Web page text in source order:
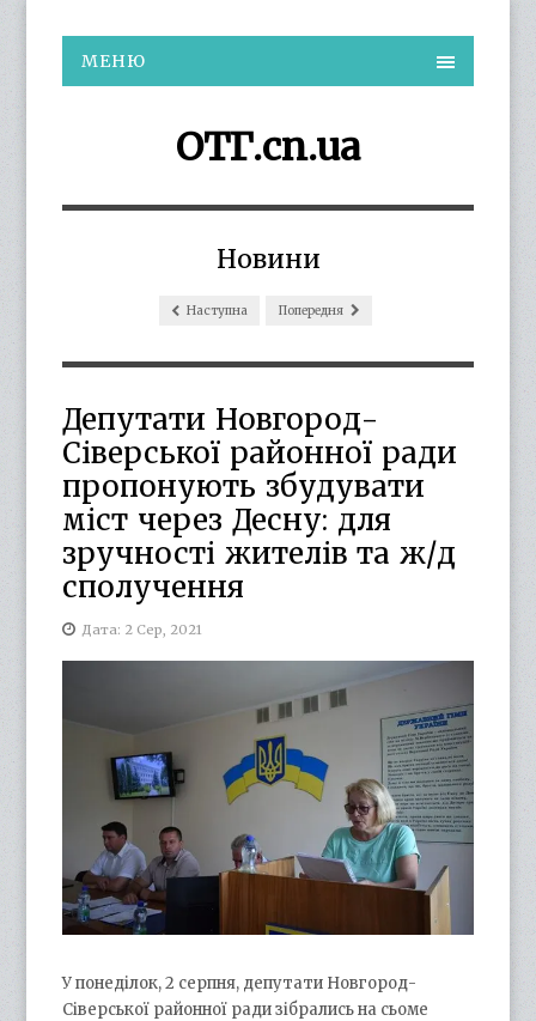
МЕНЮ
ОТГ.cn.ua
Новини
Наступна Попередня
Депутати Новгород-
Сіверської районної ради
пропонують збудувати
міст через Десну: для
зручності жителів та ж/д
сполучення
Дата: 2 Сер, 2021
У понеділок, 2 серпня, депутати Новгород-
Сіверської районної ради зібрались на сьоме